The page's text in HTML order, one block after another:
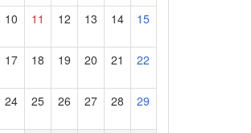
10 11 12 13 14 15
17 18 19 20 21 22
24 25 26 27 28 29